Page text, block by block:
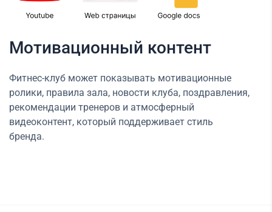
Мотивационный контент
Фитнес-клуб может показывать мотивационные
ролики, правила зала, новости клуба, поздравления,
рекомендации тренеров и атмосферный
видеоконтент, который поддерживает стиль
бренда.